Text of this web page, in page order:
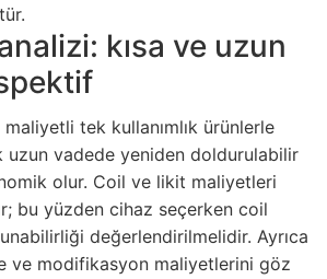
kısa ve uzun
maliyetli tek kullanımlık ürünlerle
uzun vadede yeniden doldurulabilir
olur. Coil ve likit maliyetleri
bu yüzden cihaz seçerken coil
değerlendirilmelidir. Ayrıca
ve modifikasyon maliyetlerini göz